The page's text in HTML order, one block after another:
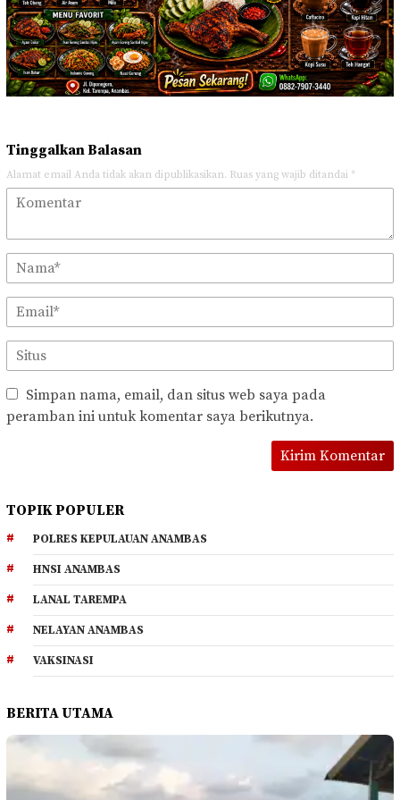
Tinggalkan Balasan
Alamat email Anda tidak akan dipublikasikan. Ruas yang wajib ditandai *
Simpan nama, email, dan situs web saya pada
peramban ini untuk komentar saya berikutnya.
TOPIK POPULER
POLRES KEPULAUAN ANAMBAS
HNSI ANAMBAS
LANAL TAREMPA
NELAYAN ANAMBAS
VAKSINASI
BERITA UTAMA